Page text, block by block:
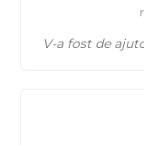
V-a fost de